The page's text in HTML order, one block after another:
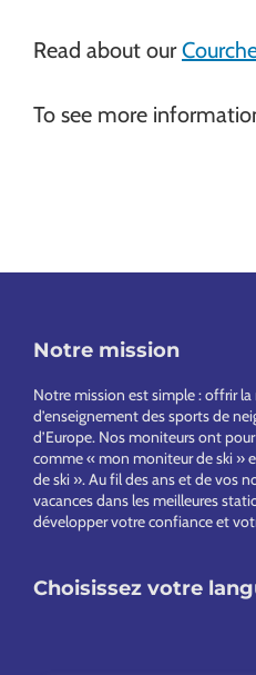
Read about our
To see more
Notre mission
Notre mission est simple : offrir la
d’enseignement des sports de
d’Europe. Nos moniteurs ont
comme « mon moniteur de ski »
de ski ». Au fil des ans et de vos
vacances dans les meilleures
développer votre confiance et
Choisissez votre